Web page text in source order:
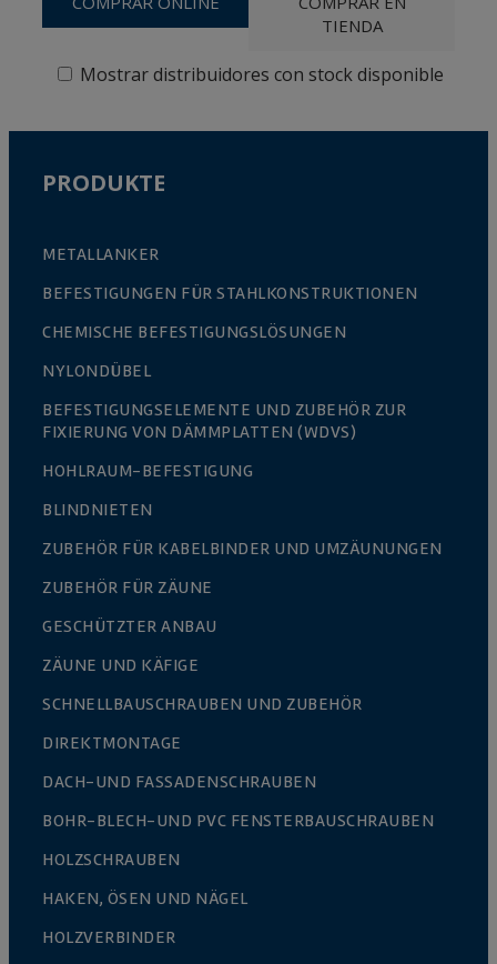
TIENDA
Mostrar distribuidores con stock disponible
PRODUKTE
METALLANKER
BEFESTIGUNGEN FÜR STAHLKONSTRUKTIONEN
CHEMISCHE BEFESTIGUNGSLÖSUNGEN
NYLONDÜBEL
BEFESTIGUNGSELEMENTE UND ZUBEHÖR ZUR
FIXIERUNG VON DÄMMPLATTEN (WDVS)
HOHLRAUM-BEFESTIGUNG
BLINDNIETEN
ZUBEHÖR FÜR KABELBINDER UND UMZÄUNUNGEN
ZUBEHÖR FÜR ZÄUNE
GESCHÜTZTER ANBAU
ZÄUNE UND KÄFIGE
SCHNELLBAUSCHRAUBEN UND ZUBEHÖR
DIREKTMONTAGE
DACH-UND FASSADENSCHRAUBEN
BOHR-BLECH-UND PVC FENSTERBAUSCHRAUBEN
HOLZSCHRAUBEN
HAKEN, ÖSEN UND NÄGEL
HOLZVERBINDER